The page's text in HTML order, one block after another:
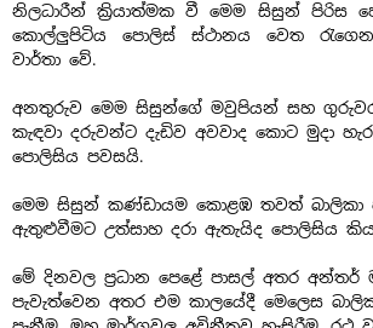
නිලධාරීන් ක්‍රියාත්මක වී මෙම සිසුන් පිරිස
කොල්ලුපිටිය පොලිස් ස්ථානය වෙත
වාර්තා වේ.
අනතුරුව මෙම සිසුන්ගේ මවුපියන් සහ
කැඳවා දරුවන්ට දැඩිව අවවාද කොට මුදා
පොලිසිය පවසයි.
මෙම සිසුන් කණ්ඩායම කොළඹ තවත් බාලිකා
ඇතුළුවීමට උත්සාහ දරා ඇතැයිද පොලිසිය
මේ දිනවල ප්‍රධාන පෙළේ පාසල් අතර
පැවැත්වෙන අතර එම කාලයේදී මෙලෙස